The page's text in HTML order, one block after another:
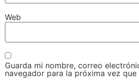
Web
Guarda mi nombre, correo
navegador para la próxima vez que